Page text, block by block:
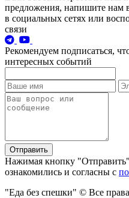
предложения, напишите нам
в социальных сетях или
связи
Рекомендуем подписаться,
интересных событий
Отправить
Нажимая кнопку
ознакомились и согласны с
"Еда без спешки" © Все